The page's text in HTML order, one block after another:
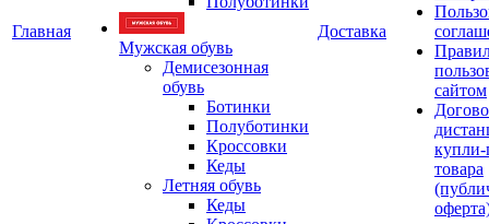
Главная
Мужская обувь
Демисезонная
обувь
Ботинки
Полуботинки
Кроссовки
Кеды
Летняя обувь
Кеды
Доставка
сайтом
товара